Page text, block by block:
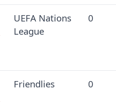
UEFA Nations
League
0
Friendlies 0